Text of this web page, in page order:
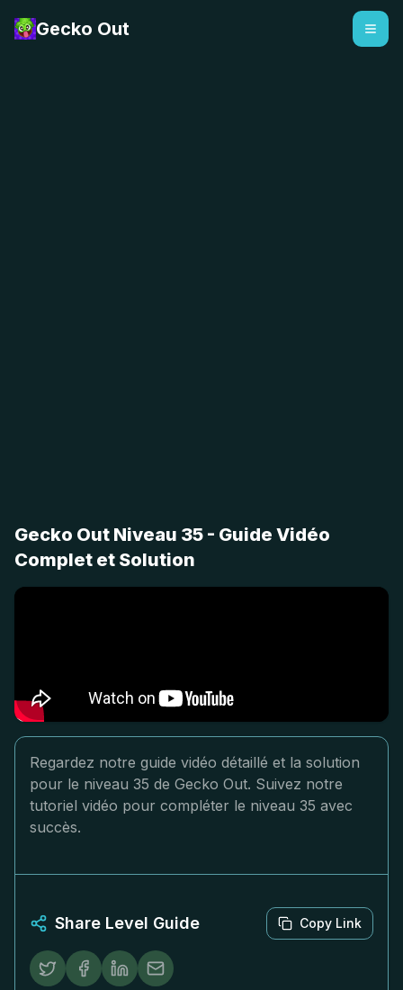
Gecko Out
Gecko Out Niveau 35 - Guide Vidéo
Complet et Solution
Regardez notre guide vidéo détaillé et la solution
pour le niveau 35 de Gecko Out. Suivez notre
tutoriel vidéo pour compléter le niveau 35 avec
succès.
Share Level Guide Copy Link